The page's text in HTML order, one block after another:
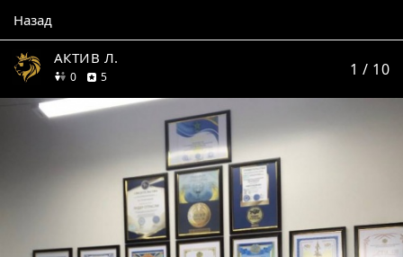
Назад
АКТИВ Л.
0друзей
5отзывов 1 / 10